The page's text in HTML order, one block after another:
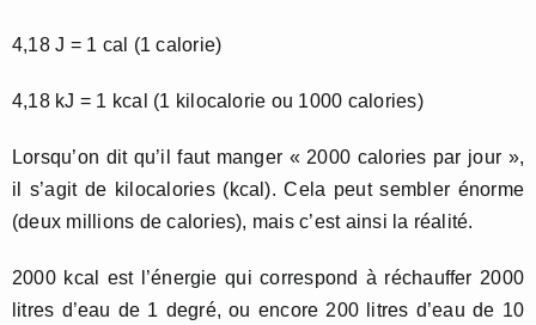
4,18 J = 1 cal (1 calorie)
4,18 kJ = 1 kcal (1 kilocalorie ou 1000 calories)
Lorsqu’on dit qu’il faut manger « 2000 calories par jour »,
il s’agit de kilocalories (kcal). Cela peut sembler énorme
(deux millions de calories), mais c’est ainsi la réalité.
2000 kcal est l’énergie qui correspond à réchauffer 2000
litres d’eau de 1 degré, ou encore 200 litres d’eau de 10